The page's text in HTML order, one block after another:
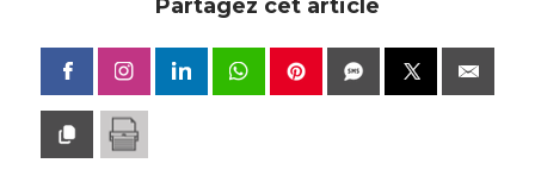
Partagez cet article